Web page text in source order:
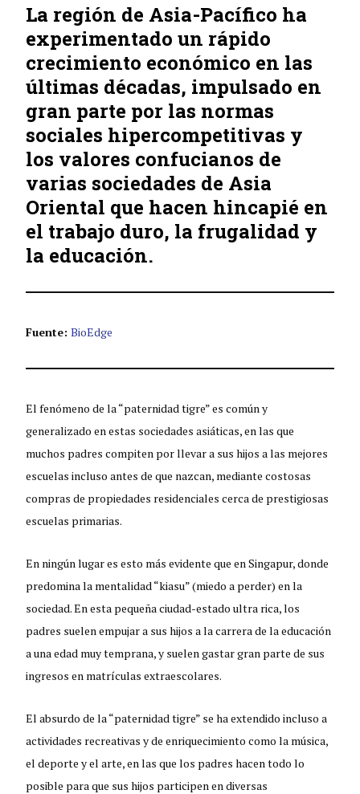
La región de Asia-Pacífico ha
experimentado un rápido
crecimiento económico en las
últimas décadas, impulsado en
gran parte por las normas
sociales hipercompetitivas y
los valores confucianos de
varias sociedades de Asia
Oriental que hacen hincapié en
el trabajo duro, la frugalidad y
la educación.
Fuente:BioEdge
El fenómeno de la “paternidad tigre” es común y
generalizado en estas sociedades asiáticas, en las que
muchos padres compiten por llevar a sus hijos a las mejores
escuelas incluso antes de que nazcan, mediante costosas
compras de propiedades residenciales cerca de prestigiosas
escuelas primarias.
En ningún lugar es esto más evidente que en Singapur, donde
predomina la mentalidad “kiasu” (miedo a perder) en la
sociedad. En esta pequeña ciudad-estado ultra rica, los
padres suelen empujar a sus hijos a la carrera de la educación
a una edad muy temprana, y suelen gastar gran parte de sus
ingresos en matrículas extraescolares.
El absurdo de la “paternidad tigre” se ha extendido incluso a
actividades recreativas y de enriquecimiento como la música,
el deporte y el arte, en las que los padres hacen todo lo
posible para que sus hijos participen en diversas